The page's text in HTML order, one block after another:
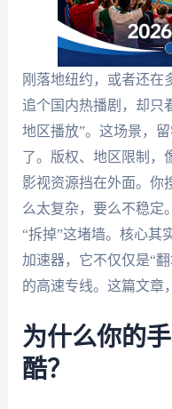
刚落地纽约，或者还在
追个国内热播剧，却只
地区播放”。这场景，
了。版权、地区限制，
影视资源挡在外面。你
么太复杂，要么不稳定
“拆掉”这堵墙。核心其
加速器，它不仅仅是“
的高速专线。这篇文章
为什么你的
酷？